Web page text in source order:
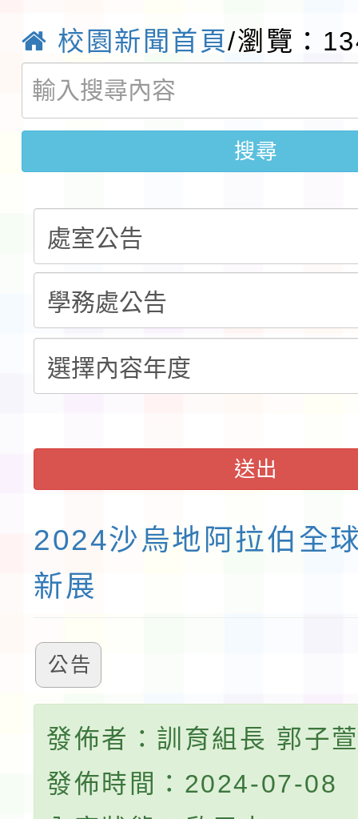
程
函轉國家通訊傳播委員
鎮韌性（防空）演習－
速演練執行計畫」
「115年金融知識線上
法」
本校115學年度第1學
第3次招考代課鐘點教
告(不再辦理後續甄選)
檢送「桃園市115學年
賽實施要點」1份
本市「115學年度學生
程安排一案
「桃園市補助參觀特色
展演活動實施計畫」
請一案
校園新聞首頁/瀏覽：
搜尋
送出
2024沙烏地阿拉伯全
新展
公告
發佈者：訓育組長 郭子
發佈時間：2024-07-08